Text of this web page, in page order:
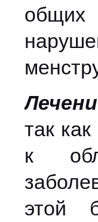
так
к
этой